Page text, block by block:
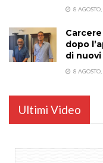
8
dopo
di
8
Ultimi Video